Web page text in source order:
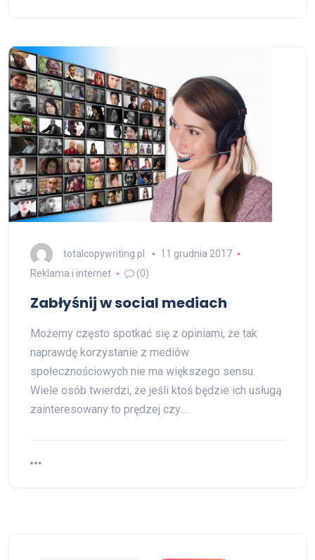
totalcopywriting.pl
11 grudnia 2017
Reklama i internet
(0)
Zabłyśnij w social mediach
Możemy często spotkać się z opiniami, że tak
naprawdę korzystanie z mediów
społecznościowych nie ma większego sensu.
Wiele osób twierdzi, że jeśli ktoś będzie ich usługą
zainteresowany to prędzej czy…